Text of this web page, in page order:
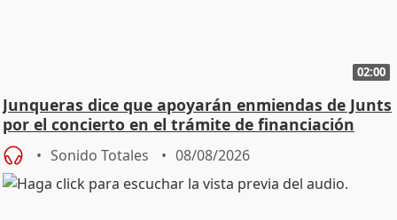
02:00
Junqueras dice que apoyarán enmiendas de Junts
por el concierto en el trámite de financiación
Sonido Totales 08/08/2026